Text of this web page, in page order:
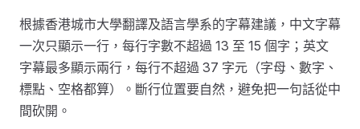
根據香港城市大學翻譯及語言學系的字幕建議，中文字幕
一次只顯示一行，每行字數不超過 13 至 15 個字；英文
字幕最多顯示兩行，每行不超過 37 字元（字母、數字、
標點、空格都算）。斷行位置要自然，避免把一句話從中
間砍開。